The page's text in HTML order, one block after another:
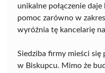
unikalne połączenie
pomoc zarówno w
wyróżnia tę kancelarię
Siedziba firmy mieści się
w Biskupcu. Mimo że